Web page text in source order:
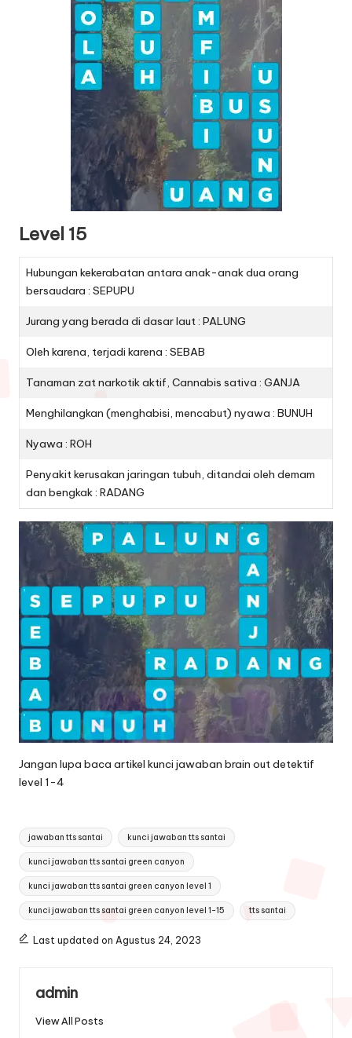
Level 15
Hubungan kekerabatan antara anak-anak dua orang
bersaudara : SEPUPU
Jurang yang berada di dasar laut : PALUNG
Oleh karena, terjadi karena : SEBAB
Tanaman zat narkotik aktif, Cannabis sativa : GANJA
Menghilangkan (menghabisi, mencabut) nyawa : BUNUH
Nyawa : ROH
Penyakit kerusakan jaringan tubuh, ditandai oleh demam
dan bengkak : RADANG
Jangan lupa baca artikel kunci jawaban brain out detektif
level 1-4
Tags:
jawaban tts santai kunci jawaban tts santai
kunci jawaban tts santai green canyon
kunci jawaban tts santai green canyon level 1
kunci jawaban tts santai green canyon level 1-15 tts santai
Last updated on Agustus 24, 2023
admin
View All Posts